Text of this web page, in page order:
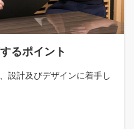
るポイント
設計及びデザインに着手し